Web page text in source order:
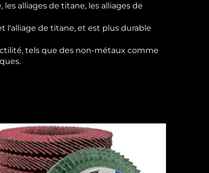
alliages de titane, les alliages de
l'alliage de titane, et est plus durable
tels que des non-métaux comme